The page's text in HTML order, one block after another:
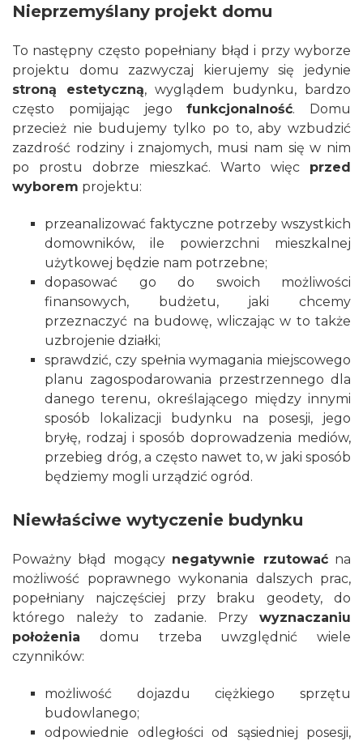
Nieprzemyślany projekt domu
To następny często popełniany błąd i przy wyborze
projektu domu zazwyczaj kierujemy się jedynie
stroną estetyczną, wyglądem budynku, bardzo
często pomijając jegofunkcjonalność. Domu
przecież nie budujemy tylko po to, aby wzbudzić
zazdrość rodziny i znajomych, musi nam się w nim
po prostu dobrze mieszkać. Warto więc przed
wyborem projektu:
przeanalizować faktyczne potrzeby wszystkich
domowników, ile powierzchni mieszkalnej
użytkowej będzie nam potrzebne;
dopasować go do swoich możliwości
finansowych, budżetu, jaki chcemy
przeznaczyć na budowę, wliczając w to także
uzbrojenie działki;
sprawdzić, czy spełnia wymagania miejscowego
planu zagospodarowania przestrzennego dla
danego terenu, określającego między innymi
sposób lokalizacji budynku na posesji, jego
bryłę, rodzaj i sposób doprowadzenia mediów,
przebieg dróg, a często nawet to, w jaki sposób
będziemy mogli urządzić ogród.
Niewłaściwe wytyczenie budynku
Poważny błąd mogący negatywnie rzutowaćna
możliwość poprawnego wykonania dalszych prac,
popełniany najczęściej przy braku geodety, do
którego należy to zadanie. Przy wyznaczaniu
położenia domu trzeba uwzględnić wiele
czynników:
możliwość dojazdu ciężkiego sprzętu
budowlanego;
odpowiednie odległości od sąsiedniej posesji,